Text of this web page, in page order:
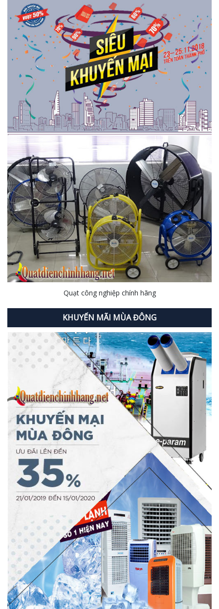
Quạt công nghiệp chính hãng
KHUYẾN MÃI MÙA ĐÔNG